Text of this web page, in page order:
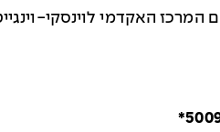
המרכז האקדמי לוינסקי-